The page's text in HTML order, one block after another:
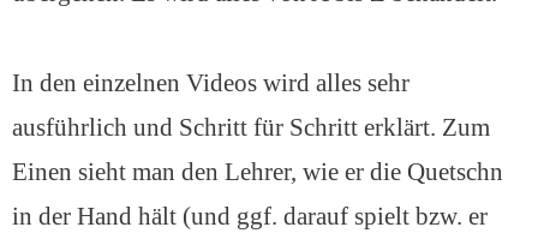
In den einzelnen Videos wird alles sehr
ausführlich und Schritt für Schritt erklärt. Zum
Einen sieht man den Lehrer, wie er die Quetschn
in der Hand hält (und ggf. darauf spielt bzw. er